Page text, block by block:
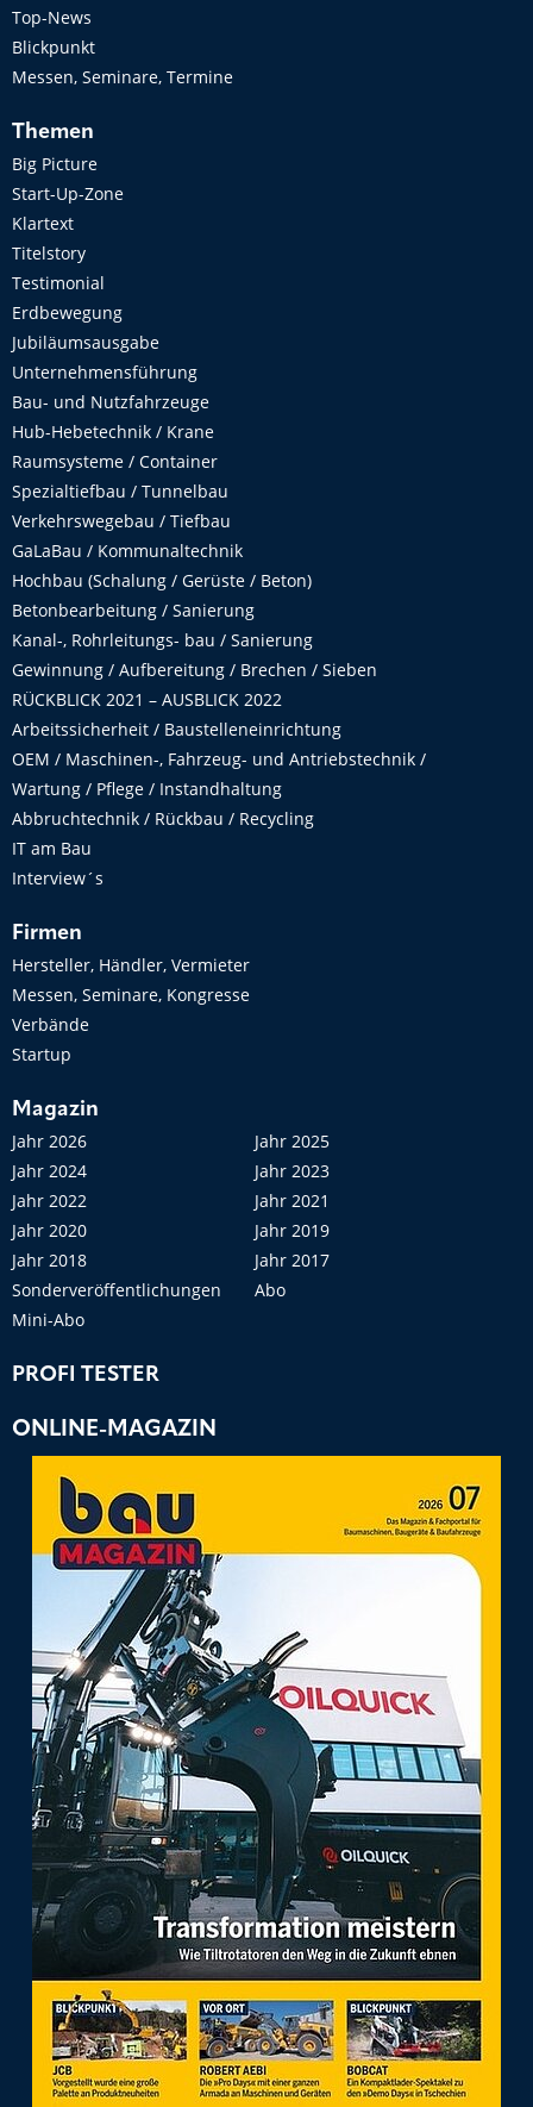
Top-News
Blickpunkt
Messen, Seminare, Termine
Themen
Big Picture
Start-Up-Zone
Klartext
Titelstory
Testimonial
Erdbewegung
Jubiläumsausgabe
Unternehmensführung
Bau- und Nutzfahrzeuge
Hub-Hebetechnik / Krane
Raumsysteme / Container
Spezialtiefbau / Tunnelbau
Verkehrswegebau / Tiefbau
GaLaBau / Kommunaltechnik
Hochbau (Schalung / Gerüste / Beton)
Betonbearbeitung / Sanierung
Kanal-, Rohrleitungs- bau / Sanierung
Gewinnung / Aufbereitung / Brechen / Sieben
RÜCKBLICK 2021 – AUSBLICK 2022
Arbeitssicherheit / Baustelleneinrichtung
OEM / Maschinen-, Fahrzeug- und Antriebstechnik /
Wartung / Pflege / Instandhaltung
Abbruchtechnik / Rückbau / Recycling
IT am Bau
Interview´s
Firmen
Hersteller, Händler, Vermieter
Messen, Seminare, Kongresse
Verbände
Startup
Magazin
Jahr 2026
Jahr 2025
Jahr 2024
Jahr 2023
Jahr 2022
Jahr 2021
Jahr 2020
Jahr 2019
Jahr 2018
Jahr 2017
Sonderveröffentlichungen
Abo
Mini-Abo
PROFI TESTER
ONLINE-MAGAZIN